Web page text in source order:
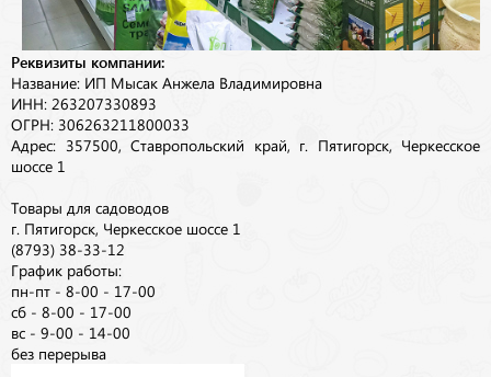
Реквизиты компании:
Название: ИП Мысак Анжела Владимировна
ИНН: 263207330893
ОГРН: 306263211800033
Адрес: 357500, Ставропольский край, г. Пятигорск, Черкесское
шоссе 1
Товары для садоводов
г. Пятигорск, Черкесское шоссе 1
(8793) 38-33-12
График работы:
пн-пт - 8-00 - 17-00
сб - 8-00 - 17-00
вс - 9-00 - 14-00
без перерыва